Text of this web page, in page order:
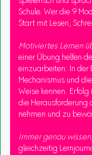
Schule. Wer die 9
Start mit Lesen,
Motiviertes Lernen
einer Übung helfen
einzuarbeiten. In der
Mechanismus und
Weise kennen.
die Herausforderung
nehmen und zu
Immer genau
gleichzeitig